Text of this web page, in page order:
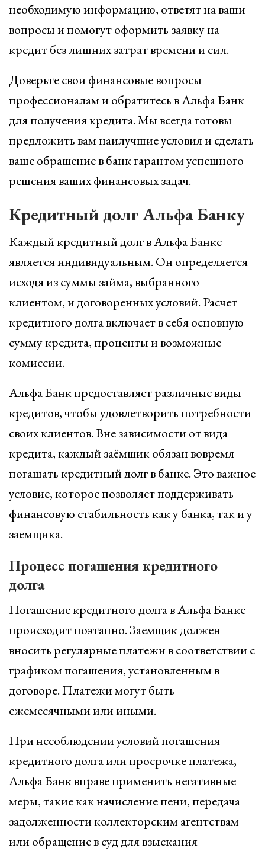
необходимую информацию, ответят на ваши
вопросы и помогут оформить заявку на
кредит без лишних затрат времени и сил.
Доверьте свои финансовые вопросы
профессионалам и обратитесь в Альфа Банк
для получения кредита. Мы всегда готовы
предложить вам наилучшие условия и сделать
ваше обращение в банк гарантом успешного
решения ваших финансовых задач.
Кредитный долг Альфа Банку
Каждый кредитный долг в Альфа Банке
является индивидуальным. Он определяется
исходя из суммы займа, выбранного
клиентом, и договоренных условий. Расчет
кредитного долга включает в себя основную
сумму кредита, проценты и возможные
комиссии.
Альфа Банк предоставляет различные виды
кредитов, чтобы удовлетворить потребности
своих клиентов. Вне зависимости от вида
кредита, каждый заёмщик обязан вовремя
погашать кредитный долг в банке. Это важное
условие, которое позволяет поддерживать
финансовую стабильность как у банка, так и у
заемщика.
Процесс погашения кредитного
долга
Погашение кредитного долга в Альфа Банке
происходит поэтапно. Заемщик должен
вносить регулярные платежи в соответствии с
графиком погашения, установленным в
договоре. Платежи могут быть
ежемесячными или иными.
При несоблюдении условий погашения
кредитного долга или просрочке платежа,
Альфа Банк вправе применить негативные
меры, такие как начисление пени, передача
задолженности коллекторским агентствам
или обращение в суд для взыскания